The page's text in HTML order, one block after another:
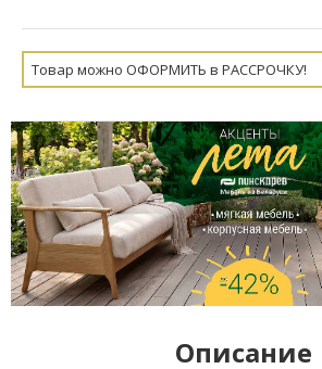
Товар можно ОФОРМИТЬ в РАССРОЧКУ!
Описание